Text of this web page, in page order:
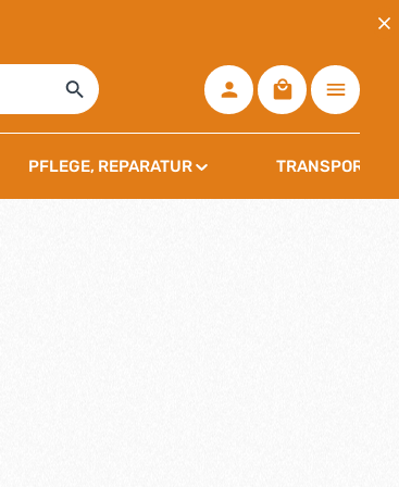
Warenkorb
PFLEGE, REPARATUR TRANSPORT,